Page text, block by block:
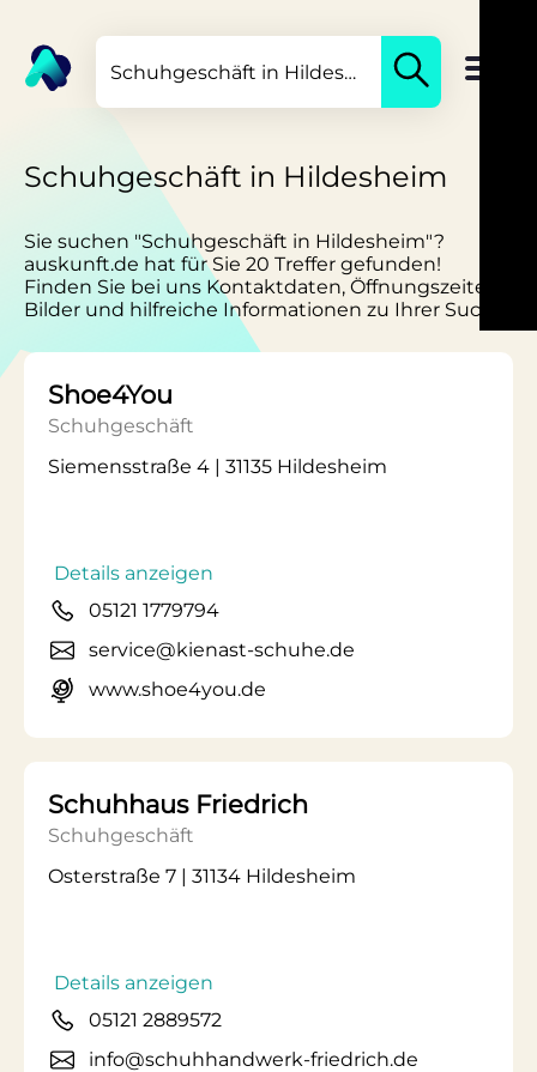
Schuhgeschäft in Hildesheim
Sie suchen "Schuhgeschäft in Hildesheim"?
auskunft.de hat für Sie 20 Treffer gefunden!
Finden Sie bei uns Kontaktdaten, Öffnungszeiten,
Bilder und hilfreiche Informationen zu Ihrer Suche.
Shoe4You
Schuhgeschäft
Siemensstraße 4 | 31135 Hildesheim
Details anzeigen
05121 1779794
service@kienast-schuhe.de
www.shoe4you.de
Schuhhaus Friedrich
Schuhgeschäft
Osterstraße 7 | 31134 Hildesheim
Details anzeigen
05121 2889572
info@schuhhandwerk-friedrich.de